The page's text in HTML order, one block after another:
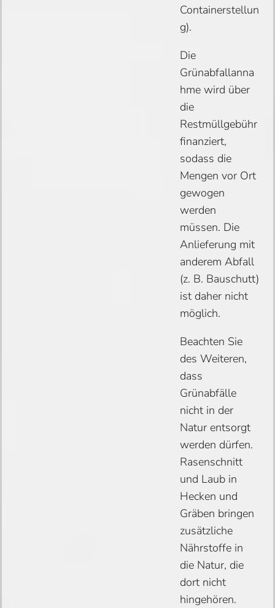
Containerstellun
g).
Die
Grünabfallanna
hme wird über
die
Restmüllgebühr
finanziert,
sodass die
Mengen vor Ort
gewogen
werden
müssen. Die
Anlieferung mit
anderem Abfall
(z. B. Bauschutt)
ist daher nicht
möglich.
Beachten Sie
des Weiteren,
dass
Grünabfälle
nicht in der
Natur entsorgt
werden dürfen.
Rasenschnitt
und Laub in
Hecken und
Gräben bringen
zusätzliche
Nährstoffe in
die Natur, die
dort nicht
hingehören.